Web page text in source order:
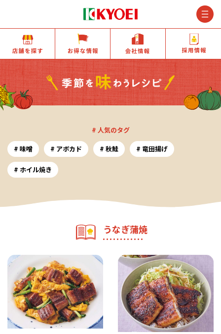
店舗を探す お得な情報 会社情報
# 人気のタグ
味噌
アボカド 秋鮭 竜田揚げ
ホイル焼き
うなぎ蒲焼